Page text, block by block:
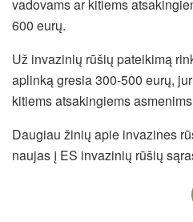
vadovams ar kitiems
600 eurų.
Už invazinių rūšių pateikimą
aplinką gresia 300-500 eurų,
kitiems atsakingiems
Daugiau žinių apie invazines
naujas į ES invazinių rūšių